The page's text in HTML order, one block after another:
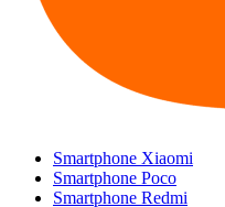
Smartphone Xiaomi
Smartphone Poco
Smartphone Redmi